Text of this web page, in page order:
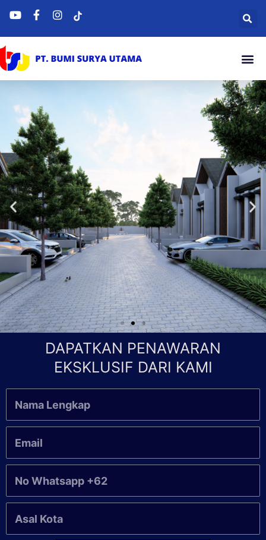
DAPATKAN PENAWARAN
EKSKLUSIF DARI KAMI